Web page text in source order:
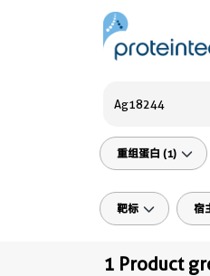
重组蛋白 (1)
靶标 宿
1 Product